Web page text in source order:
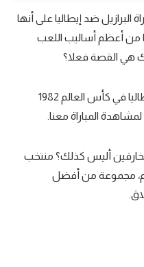
البرازيل ضد إيطاليا على أنها
من أعظم أساليب اللعب
هي القصة فعلا؟
لنسرد سويا قصة مباراة البرازيل وإيطاليا في كأس العالم 1982
المباراة معنا.
أليس كذلك؟ منتخب
مجموعة من أفضل